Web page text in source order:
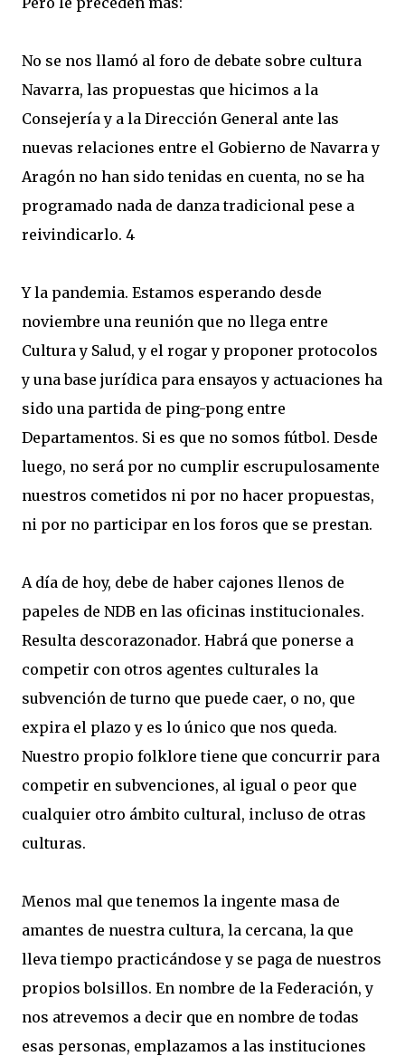
No se nos llamó al foro de debate sobre cultura
Navarra, las propuestas que hicimos a la
Consejería y a la Dirección General ante las
nuevas relaciones entre el Gobierno de Navarra y
Aragón no han sido tenidas en cuenta, no se ha
programado nada de danza tradicional pese a
reivindicarlo. 4
Y la pandemia. Estamos esperando desde
noviembre una reunión que no llega entre
Cultura y Salud, y el rogar y proponer protocolos
y una base jurídica para ensayos y actuaciones ha
sido una partida de ping-pong entre
Departamentos. Si es que no somos fútbol. Desde
luego, no será por no cumplir escrupulosamente
nuestros cometidos ni por no hacer propuestas,
ni por no participar en los foros que se prestan.
A día de hoy, debe de haber cajones llenos de
papeles de NDB en las oficinas institucionales.
Resulta descorazonador. Habrá que ponerse a
competir con otros agentes culturales la
subvención de turno que puede caer, o no, que
expira el plazo y es lo único que nos queda.
Nuestro propio folklore tiene que concurrir para
competir en subvenciones, al igual o peor que
cualquier otro ámbito cultural, incluso de otras
culturas.
Menos mal que tenemos la ingente masa de
amantes de nuestra cultura, la cercana, la que
lleva tiempo practicándose y se paga de nuestros
propios bolsillos. En nombre de la Federación, y
nos atrevemos a decir que en nombre de todas
esas personas, emplazamos a las instituciones